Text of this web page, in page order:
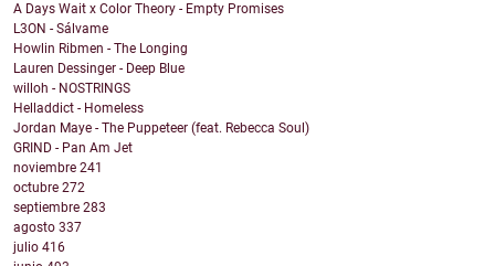
A Days Wait x Color Theory - Empty Promises
L3ON - Sálvame
Howlin Ribmen - The Longing
Lauren Dessinger - Deep Blue
willoh - NOSTRINGS
Helladdict - Homeless
Jordan Maye - The Puppeteer (feat. Rebecca Soul)
GRIND - Pan Am Jet
noviembre 241
octubre 272
septiembre 283
agosto 337
julio 416